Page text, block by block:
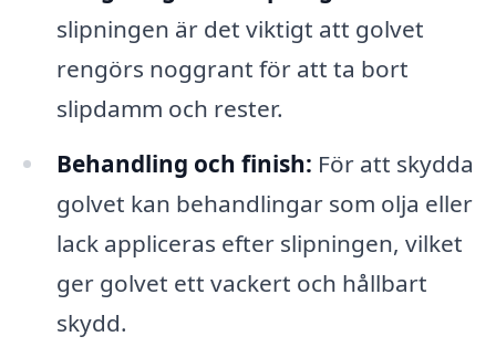
slipningen är det viktigt att golvet
rengörs noggrant för att ta bort
slipdamm och rester.
Behandling och finish: För att skydda
golvet kan behandlingar som olja eller
lack appliceras efter slipningen, vilket
ger golvet ett vackert och hållbart
skydd.